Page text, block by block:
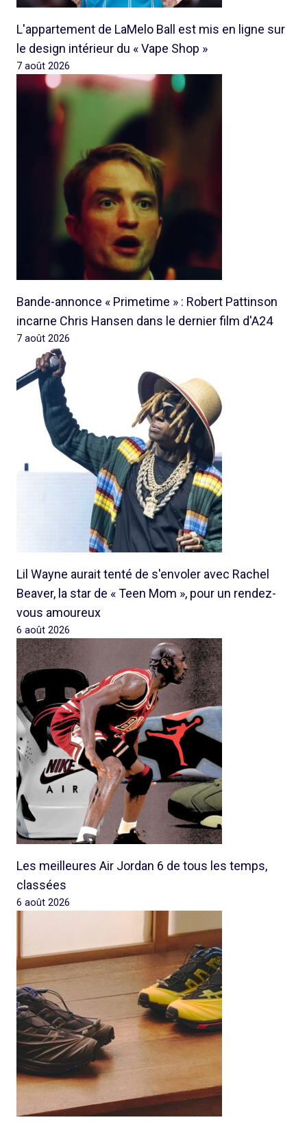
L'appartement de LaMelo Ball est mis en ligne sur
le design intérieur du « Vape Shop »
7 août 2026
Bande-annonce « Primetime » : Robert Pattinson
incarne Chris Hansen dans le dernier film d'A24
7 août 2026
Lil Wayne aurait tenté de s'envoler avec Rachel
Beaver, la star de « Teen Mom », pour un rendez-
vous amoureux
6 août 2026
Les meilleures Air Jordan 6 de tous les temps,
classées
6 août 2026